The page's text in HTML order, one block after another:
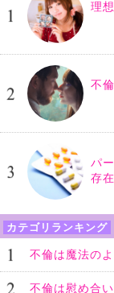
理
不
パ
存
カテゴリランキング
不倫は魔法の
不倫は慰め合い